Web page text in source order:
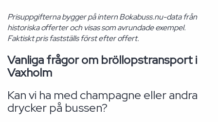
Prisuppgifterna bygger på intern Bokabuss.nu-data från
historiska offerter och visas som avrundade exempel.
Faktiskt pris fastställs först efter offert.
Vanliga frågor om bröllopstransport i
Vaxholm
Kan vi ha med champagne eller andra
drycker på bussen?